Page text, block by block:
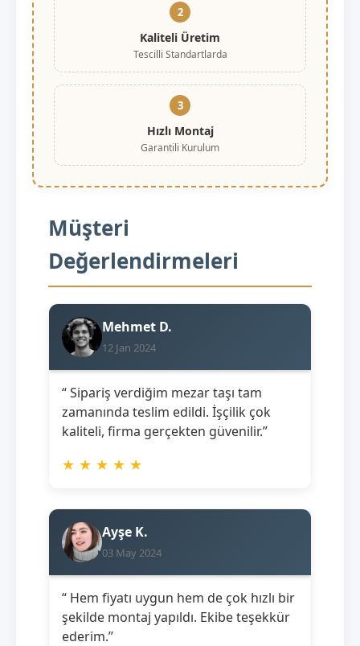
2
Kaliteli Üretim
Tescilli Standartlarda
3
Hızlı Montaj
Garantili Kurulum
Müşteri
Değerlendirmeleri
Mehmet D.
12 Jan 2024
“ Sipariş verdiğim mezar taşı tam
zamanında teslim edildi. İşçilik çok
kaliteli, firma gerçekten güvenilir.”
★ ★ ★ ★ ★
Ayşe K.
03 May 2024
“ Hem fiyatı uygun hem de çok hızlı bir
şekilde montaj yapıldı. Ekibe teşekkür
ederim.”